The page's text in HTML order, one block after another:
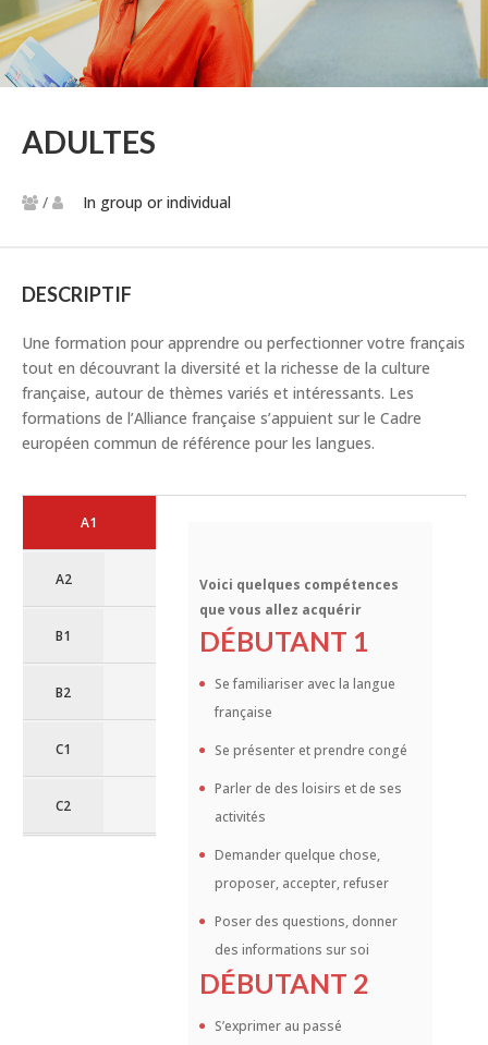
ADULTES
/ In group or individual
DESCRIPTIF
Une formation pour apprendre ou perfectionner votre français
tout en découvrant la diversité et la richesse de la culture
française, autour de thèmes variés et intéressants. Les
formations de l’Alliance française s’appuient sur le Cadre
européen commun de référence pour les langues.
A1
A2
B1
B2
C1
C2
Voici quelques compétences
que vous allez acquérir
DÉBUTANT 1
Se familiariser avec la langue
française
Se présenter et prendre congé
Parler de des loisirs et de ses
activités
Demander quelque chose,
proposer, accepter, refuser
Poser des questions, donner
des informations sur soi
DÉBUTANT 2
S’exprimer au passé